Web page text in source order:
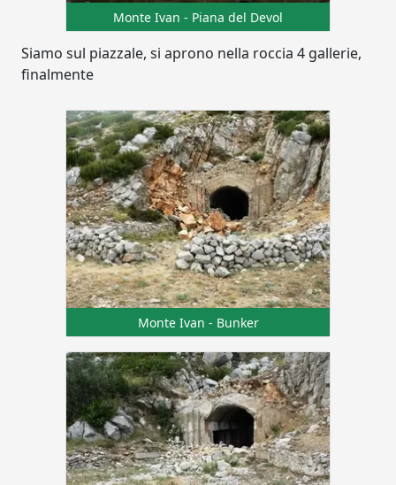
Monte Ivan - Piana del Devol
Siamo sul piazzale, si aprono nella roccia 4 gallerie,
finalmente
Monte Ivan - Bunker